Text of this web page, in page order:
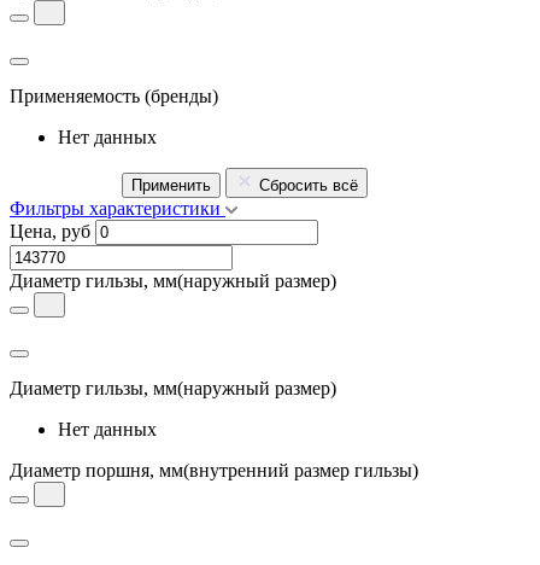
Применяемость (бренды)
Нет данных
Применить Сбросить всё
Фильтры характеристики
Цена, руб
Диаметр гильзы, мм(наружный размер)
Диаметр гильзы, мм(наружный размер)
Нет данных
Диаметр поршня, мм(внутренний размер гильзы)